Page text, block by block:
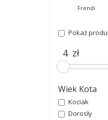
Frendi
Pokaż
zł
Wiek Kota
Kociak
Dorosły